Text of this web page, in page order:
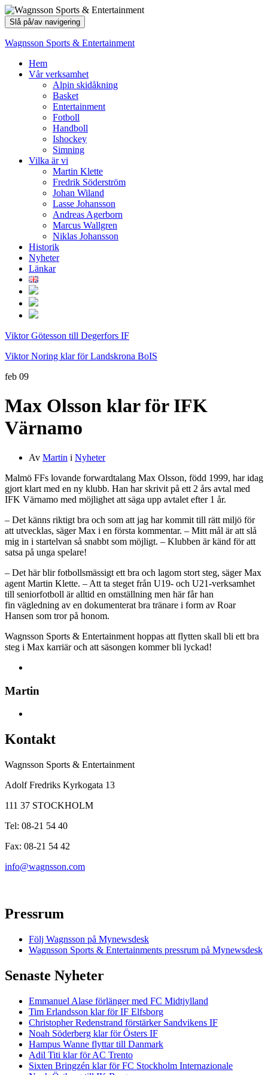
Slå på/av navigering
Wagnsson Sports & Entertainment
Hem
Vår verksamhet
Alpin skidåkning
Basket
Entertainment
Fotboll
Handboll
Ishockey
Simning
Vilka är vi
Martin Klette
Fredrik Söderström
Johan Wiland
Lasse Johansson
Andreas Agerborn
Marcus Wallgren
Niklas Johansson
Historik
Nyheter
Länkar
Viktor Götesson till Degerfors IF
Viktor Noring klar för Landskrona BoIS
feb 09
Max Olsson klar för IFK
Värnamo
Av Martin i Nyheter
Malmö FFs lovande forwardtalang Max Olsson, född 1999, har idag
gjort klart med en ny klubb. Han har skrivit på ett 2 års avtal med
IFK Värnamo med möjlighet att säga upp avtalet efter 1 år.
– Det känns riktigt bra och som att jag har kommit till rätt miljö för
att utvecklas, säger Max i en första kommentar. – Mitt mål är att slå
mig in i startelvan så snabbt som möjligt. – Klubben är känd för att
satsa på unga spelare!
– Det här blir fotbollsmässigt ett bra och lagom stort steg, säger Max
agent Martin Klette. – Att ta steget från U19- och U21-verksamhet
till seniorfotboll är alltid en omställning men här får han
fin vägledning av en dokumenterat bra tränare i form av Roar
Hansen som tror på honom.
Wagnsson Sports & Entertainment hoppas att flytten skall bli ett bra
steg i Max karriär och att säsongen kommer bli lyckad!
Martin
Kontakt
Wagnsson Sports & Entertainment
Adolf Fredriks Kyrkogata 13
111 37 STOCKHOLM
Tel: 08-21 54 40
Fax: 08-21 54 42
info@wagnsson.com
Pressrum
Följ Wagnsson på Mynewsdesk
Wagnsson Sports & Entertainments pressrum på Mynewsdesk
Senaste Nyheter
Emmanuel Alase förlänger med FC Midtjylland
Tim Erlandsson klar för IF Elfsborg
Christopher Redenstrand förstärker Sandvikens IF
Noah Söderberg klar för Östers IF
Hampus Wanne flyttar till Danmark
Adil Titi klar för AC Trento
Sixten Bringzén klar för FC Stockholm Internazionale